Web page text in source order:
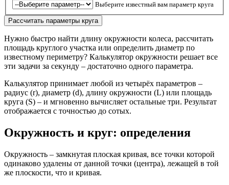
Выберите известный вам параметр круга
Рассчитать параметры круга
Нужно быстро найти длину окружности колеса, рассчитать
площадь круглого участка или определить диаметр по
известному периметру? Калькулятор окружности решает все
эти задачи за секунду – достаточно одного параметра.
Калькулятор принимает любой из четырёх параметров –
радиус (r), диаметр (d), длину окружности (L) или площадь
круга (S) – и мгновенно вычисляет остальные три. Результат
отображается с точностью до сотых.
Окружность и круг: определения
Окружность – замкнутая плоская кривая, все точки которой
одинаково удалены от данной точки (центра), лежащей в той
же плоскости, что и кривая.